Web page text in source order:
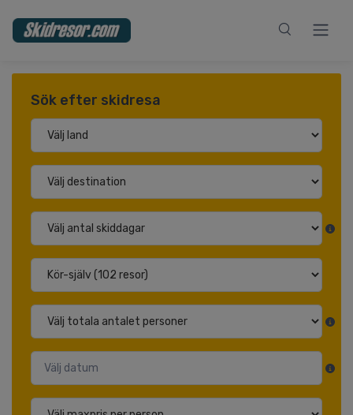
Sök efter skidresa